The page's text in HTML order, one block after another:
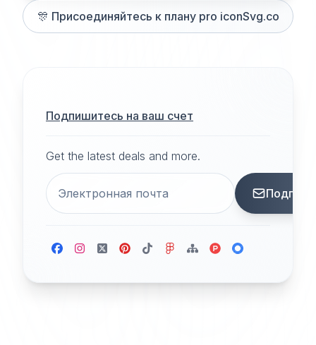
🎊 Присоединяйтесь к плану pro iconSvg.co
Подпишитесь на ваш счет
Get the latest deals and more.